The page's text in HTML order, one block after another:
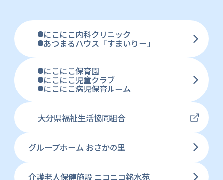
にこにこ内科クリニック
あつまるハウス「すまいりー」
にこにこ保育園
にこにこ児童クラブ
にこにこ病児保育ルーム
大分県福祉生活協同組合
グループホーム おさかの里
介護老人保健施設 ニコニコ銘水苑